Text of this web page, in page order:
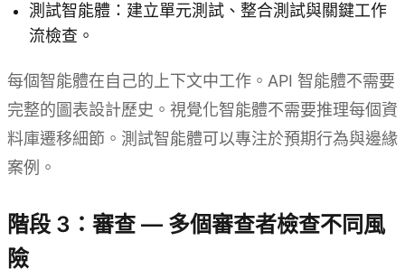
測試智能體：建立單元測試、整合測試與關鍵工作
流檢查。
每個智能體在自己的上下文中工作。API 智能體不需要
完整的圖表設計歷史。視覺化智能體不需要推理每個資
料庫遷移細節。測試智能體可以專注於預期行為與邊緣
案例。
階段 3：審查 — 多個審查者檢查不同風
險